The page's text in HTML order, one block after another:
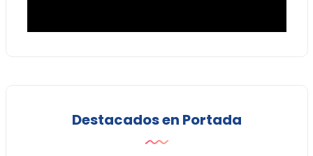
Destacados en Portada